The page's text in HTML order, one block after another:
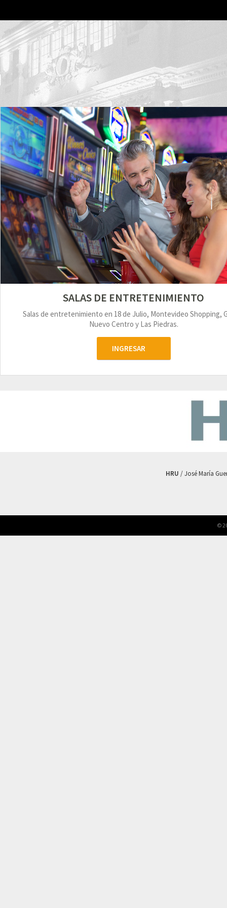
SALAS DE ENTRETENIMIENTO
Salas de entretenimiento en 18 de Julio, Montevideo Shopping,
Nuevo Centro y Las Piedras.
INGRESAR
HRU / José María
©